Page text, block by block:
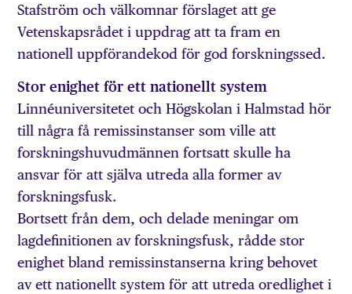
Stafström och välkomnar förslaget att ge
Vetenskapsrådet i uppdrag att ta fram en
nationell uppförandekod för god forskningssed.
Stor enighet för ett nationellt system
Linnéuniversitetet och Högskolan i Halmstad hör
till några få remissinstanser som ville att
forskningshuvudmännen fortsatt skulle ha
ansvar för att själva utreda alla former av
forskningsfusk.
Bortsett från dem, och delade meningar om
lagdefinitionen av forskningsfusk, rådde stor
enighet bland remissinstanserna kring behovet
av ett nationellt system för att utreda oredlighet i